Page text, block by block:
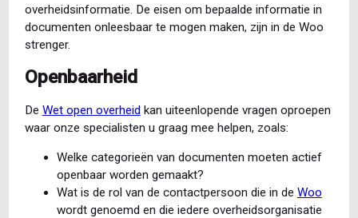
overheidsinformatie. De eisen om bepaalde informatie in
documenten onleesbaar te mogen maken, zijn in de Woo
strenger.
Openbaarheid
De Wet open overheidkan uiteenlopende vragen oproepen
waar onze specialisten u graag mee helpen, zoals:
Welke categorieën van documenten moeten actief
openbaar worden gemaakt?
Wat is de rol van de contactpersoon die in de Woo
wordt genoemd en die iedere overheidsorganisatie